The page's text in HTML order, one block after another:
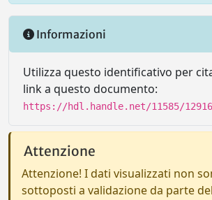
Informazioni
Utilizza questo identificativo per
link a questo documento:
https://hdl.handle.net/11585/12916
Attenzione
Attenzione! I dati visualizzati non
sottoposti a validazione da parte